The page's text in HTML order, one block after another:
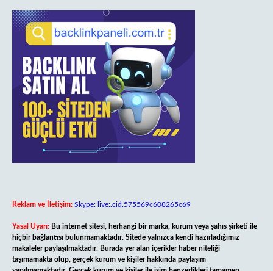
Reklam ve İletişim: Skype: live:.cid.575569c608265c69
Yasal Uyarı: Bu internet sitesi, herhangi bir marka, kurum veya şahıs şirketi ile
hiçbir bağlantısı bulunmamaktadır. Sitede yalnızca kendi hazırladığımız
makaleler paylaşılmaktadır. Burada yer alan içerikler haber niteliği
taşımamakta olup, gerçek kurum ve kişiler hakkında paylaşım